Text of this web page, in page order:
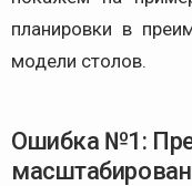
планировки в
модели столов.
Ошибка №1: